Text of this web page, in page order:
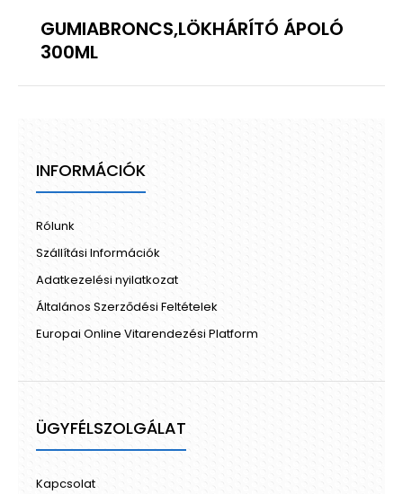
GUMIABRONCS,LÖKHÁRÍTÓ ÁPOLÓ
300ML
INFORMÁCIÓK
Rólunk
Szállítási Információk
Adatkezelési nyilatkozat
Általános Szerződési Feltételek
Europai Online Vitarendezési Platform
ÜGYFÉLSZOLGÁLAT
Kapcsolat